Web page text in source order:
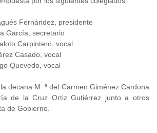
Fernández, presidente
García, secretario
Carpintero, vocal
Casado, vocal
Quevedo, vocal
decana M. ª del Carmen Giménez Cardona
de la Cruz Ortiz Gutiérrez junto a otros
de Gobierno.